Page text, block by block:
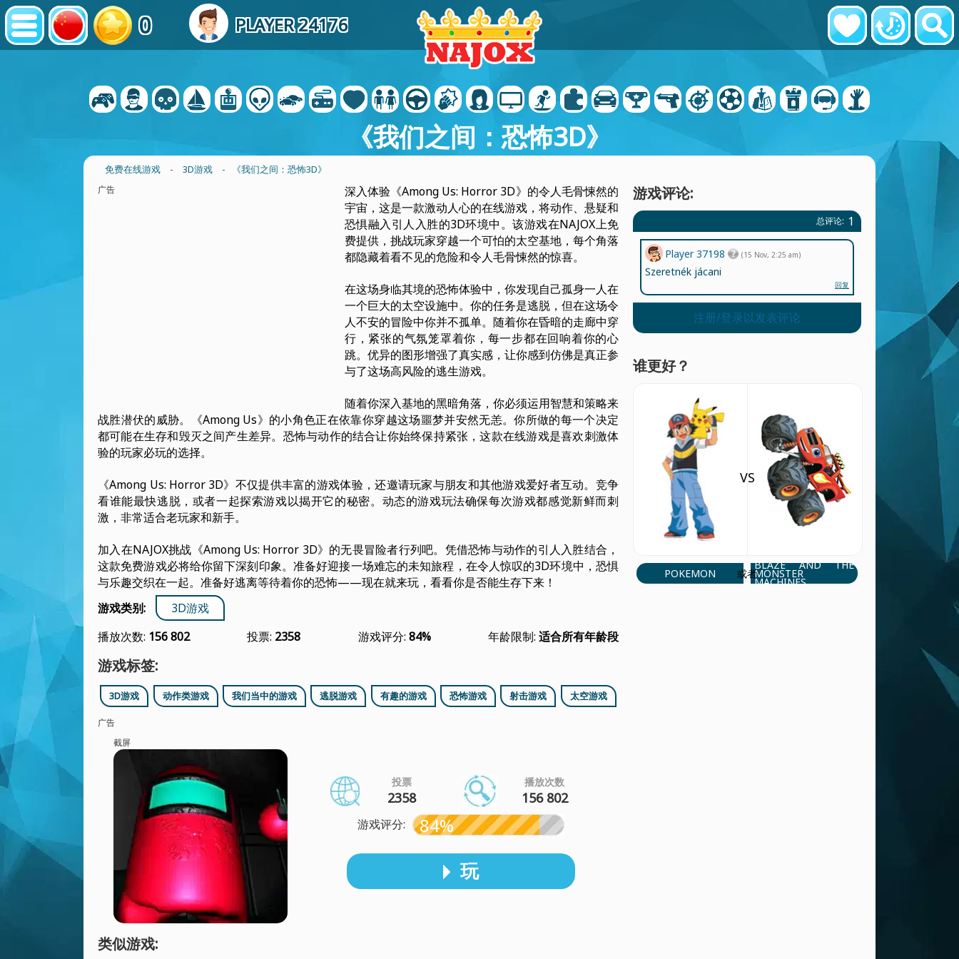
0 PLAYER 24176
《我们之间：恐怖3D》
免费在线游戏 - 3D游戏 - 《我们之间：恐怖3D》
广告
深入体验《Among Us: Horror 3D》的令人毛骨悚然的
宇宙，这是一款激动人心的在线游戏，将动作、悬疑和
恐惧融入引人入胜的3D环境中。该游戏在NAJOX上免
费提供，挑战玩家穿越一个可怕的太空基地，每个角落
都隐藏着看不见的危险和令人毛骨悚然的惊喜。
在这场身临其境的恐怖体验中，你发现自己孤身一人在
一个巨大的太空设施中。你的任务是逃脱，但在这场令
人不安的冒险中你并不孤单。随着你在昏暗的走廊中穿
行，紧张的气氛笼罩着你，每一步都在回响着你的心
跳。优异的图形增强了真实感，让你感到仿佛是真正参
与了这场高风险的逃生游戏。
随着你深入基地的黑暗角落，你必须运用智慧和策略来
战胜潜伏的威胁。《Among Us》的小角色正在依靠你穿越这场噩梦并安然无恙。你所做的每一个决定
都可能在生存和毁灭之间产生差异。恐怖与动作的结合让你始终保持紧张，这款在线游戏是喜欢刺激体
验的玩家必玩的选择。
《Among Us: Horror 3D》不仅提供丰富的游戏体验，还邀请玩家与朋友和其他游戏爱好者互动。竞争
看谁能最快逃脱，或者一起探索游戏以揭开它的秘密。动态的游戏玩法确保每次游戏都感觉新鲜而刺
激，非常适合老玩家和新手。
加入在NAJOX挑战《Among Us: Horror 3D》的无畏冒险者行列吧。凭借恐怖与动作的引人入胜结合，
这款免费游戏必将给你留下深刻印象。准备好迎接一场难忘的未知旅程，在令人惊叹的3D环境中，恐惧
与乐趣交织在一起。准备好逃离等待着你的恐怖——现在就来玩，看看你是否能生存下来！
游戏类别:
3D游戏
播放次数: 156 802 投票: 2358 游戏评分: 84% 年龄限制: 适合所有年龄段
游戏标签:
3D游戏 动作类游戏 我们当中的游戏 逃脱游戏 有趣的游戏 恐怖游戏 射击游戏 太空游戏
广告
截屏
投票
2358
播放次数
156 802
游戏评分: 84%
玩
类似游戏:
游戏评论:
总评论: 1
Player 37198 (15 Nov, 2:25 am)
Szeretnék jácani
回复
注册/登录以发表评论
谁更好？
POKEMON
VS
或者
BLAZE AND THE
MONSTER
MACHINES